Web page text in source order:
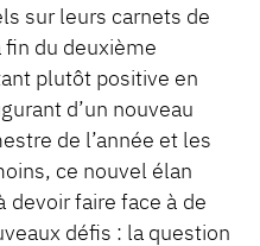
sur leurs carnets de
fin du deuxième
plutôt positive en
d’un nouveau
de l’année et les
ce nouvel élan
devoir faire face à de
défis : la question